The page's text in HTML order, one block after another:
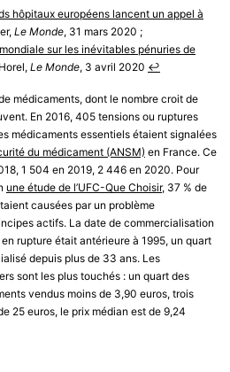
hôpitaux européens lancent un appel à
Le Monde, 31 mars 2020 ;
sur les inévitables pénuries de
Le Monde, 3 avril 2020 ↩︎
médicaments, dont le nombre croit de
En 2016, 405 tensions ou ruptures
médicaments essentiels étaient signalées
du médicament (ANSM) en France. Ce
1 504 en 2019, 2 446 en 2020. Pour
une étude de l’UFC-Que Choisir, 37 % de
causées par un problème
actifs. La date de commercialisation
rupture était antérieure à 1995, un quart
depuis plus de 33 ans. Les
sont les plus touchés : un quart des
vendus moins de 3,90 euros, trois
25 euros, le prix médian est de 9,24